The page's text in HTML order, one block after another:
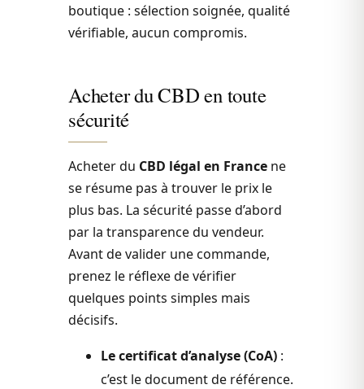
boutique : sélection soignée, qualité
vérifiable, aucun compromis.
Acheter du CBD en toute
sécurité
Acheter du CBD légal en France ne
se résume pas à trouver le prix le
plus bas. La sécurité passe d’abord
par la transparence du vendeur.
Avant de valider une commande,
prenez le réflexe de vérifier
quelques points simples mais
décisifs.
Le certificat d’analyse (CoA) :
c’est le document de référence.